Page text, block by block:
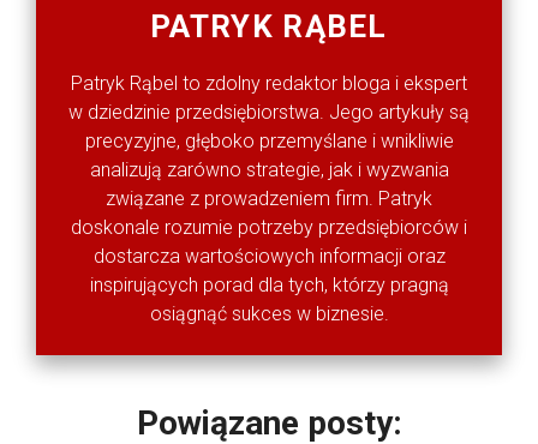
PATRYK RĄBEL
Patryk Rąbel to zdolny redaktor bloga i ekspert
w dziedzinie przedsiębiorstwa. Jego artykuły są
precyzyjne, głęboko przemyślane i wnikliwie
analizują zarówno strategie, jak i wyzwania
związane z prowadzeniem firm. Patryk
doskonale rozumie potrzeby przedsiębiorców i
dostarcza wartościowych informacji oraz
inspirujących porad dla tych, którzy pragną
osiągnąć sukces w biznesie.
Powiązane posty: